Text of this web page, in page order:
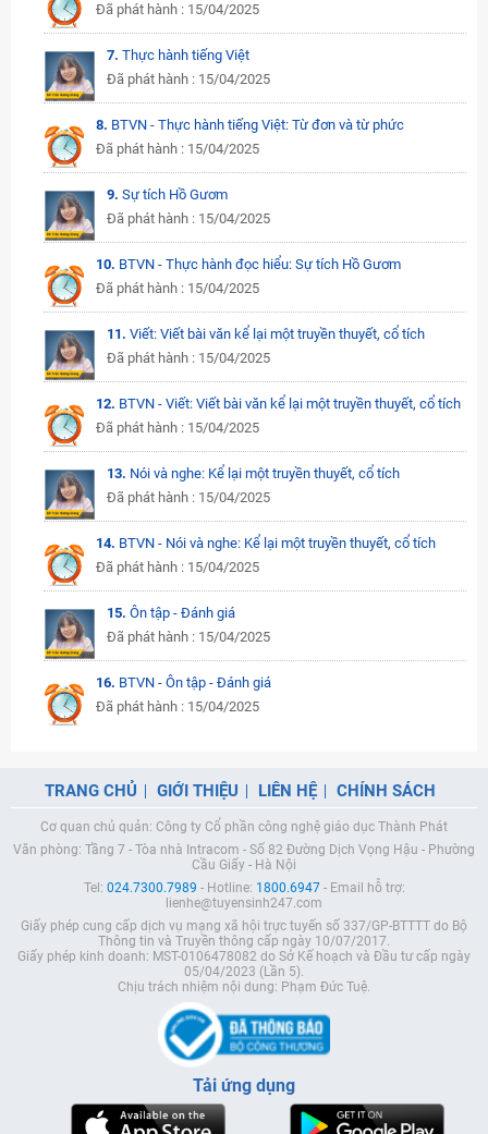
Đã phát hành : 15/04/2025
7. Thực hành tiếng Việt
Đã phát hành : 15/04/2025
8. BTVN - Thực hành tiếng Việt: Từ đơn và từ phức
Đã phát hành : 15/04/2025
9. Sự tích Hồ Gươm
Đã phát hành : 15/04/2025
10. BTVN - Thực hành đọc hiểu: Sự tích Hồ Gươm
Đã phát hành : 15/04/2025
11. Viết: Viết bài văn kể lại một truyền thuyết, cổ tích
Đã phát hành : 15/04/2025
12. BTVN - Viết: Viết bài văn kể lại một truyền thuyết, cổ tích
Đã phát hành : 15/04/2025
13. Nói và nghe: Kể lại một truyền thuyết, cổ tích
Đã phát hành : 15/04/2025
14. BTVN - Nói và nghe: Kể lại một truyền thuyết, cổ tích
Đã phát hành : 15/04/2025
15. Ôn tập - Đánh giá
Đã phát hành : 15/04/2025
16. BTVN - Ôn tập - Đánh giá
Đã phát hành : 15/04/2025
TRANG CHỦ GIỚI THIỆU LIÊN HỆ CHÍNH SÁCH
Cơ quan chủ quản: Công ty Cổ phần công nghệ giáo dục Thành Phát
Văn phòng: Tầng 7 - Tòa nhà Intracom - Số 82 Đường Dịch Vọng Hậu - Phường
Cầu Giấy - Hà Nội
Tel: 024.7300.7989 - Hotline: 1800.6947- Email hỗ trợ:
lienhe@tuyensinh247.com
Giấy phép cung cấp dịch vụ mạng xã hội trực tuyến số 337/GP-BTTTT do Bộ
Thông tin và Truyền thông cấp ngày 10/07/2017.
Giấy phép kinh doanh: MST-0106478082 do Sở Kế hoạch và Đầu tư cấp ngày
05/04/2023 (Lần 5).
Chịu trách nhiệm nội dung: Phạm Đức Tuệ.
Tải ứng dụng